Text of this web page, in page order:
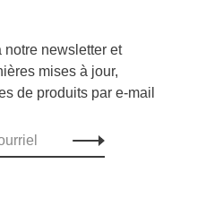
notre newsletter et
mises à jour,
de produits par e-mail